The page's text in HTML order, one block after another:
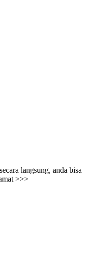
langsung, anda bisa
>>>